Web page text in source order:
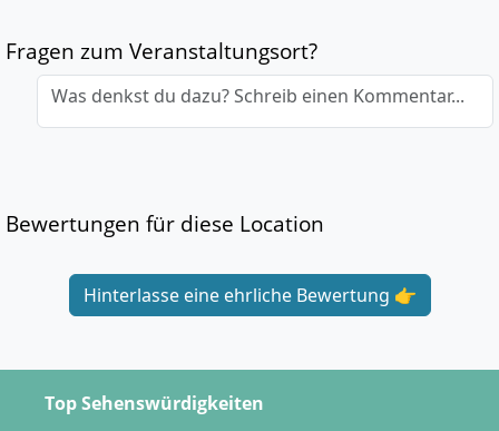
Fragen zum Veranstaltungsort?
Was denkst du dazu? Schreib einen Kommentar...
Bewertungen für diese Location
Hinterlasse eine ehrliche Bewertung 👉
Top Sehenswürdigkeiten